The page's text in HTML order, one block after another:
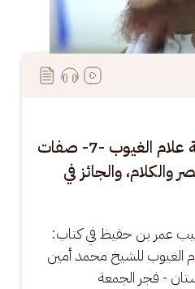
تنوير القلوب في معاملة علام الغيوب -7- صفات
والكلام، والجائز في
عمر بن حفيظ في كتاب:
الغيوب للشيخ محمد أمين
- فجر الجمعة